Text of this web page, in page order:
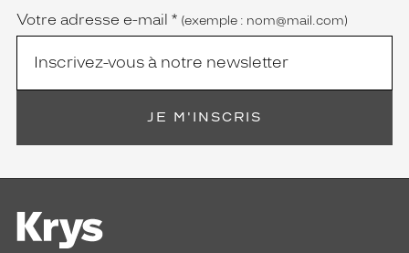
Votre adresse e-mail * (exemple : nom@mail.com)
JE M'INSCRIS